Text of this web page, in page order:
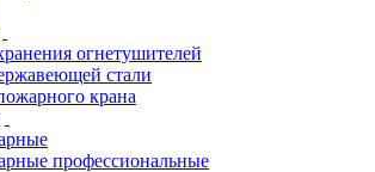
огнетушителей
стали
крана
профессиональные